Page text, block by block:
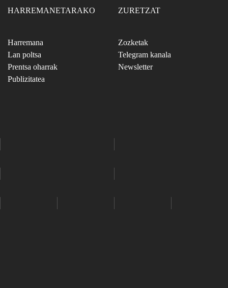
HARREMANETARAKO
Harremana
Lan poltsa
Prentsa oharrak
Publizitatea
ZURETZAT
Zozketak
Telegram kanala
Newsletter